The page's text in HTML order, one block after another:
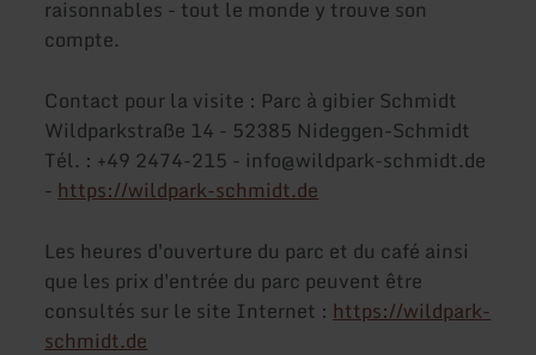
raisonnables - tout le monde y trouve son
compte.
Contact pour la visite : Parc à gibier Schmidt
Wildparkstraße 14 - 52385 Nideggen-Schmidt
Tél. : +49 2474-215 - info@wildpark-schmidt.de
- https://wildpark-schmidt.de
Les heures d'ouverture du parc et du café ainsi
que les prix d'entrée du parc peuvent être
consultés sur le site Internet :https://wildpark-
schmidt.de